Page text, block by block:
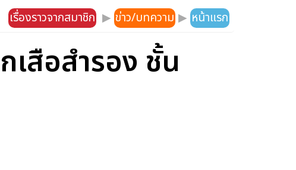
เรื่องราวจากสมาชิก ▶ ข่าว/บทความ ▶ หน้าแรก
สือสำรอง ชั้น